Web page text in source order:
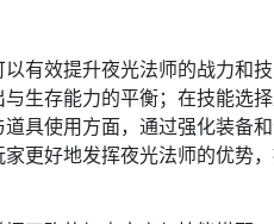
有效提升夜光法师的战力和技
生存能力的平衡；在技能选
具使用方面，通过强化装备
更好地发挥夜光法师的优势